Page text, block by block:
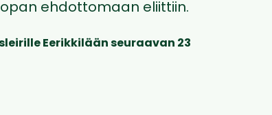
ehdottomaan eliittiin.
Eerikkilään seuraavan 23